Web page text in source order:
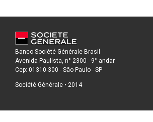
Banco Société Générale Brasil
Avenida Paulista, n° 2300 - 9° andar
Cep: 01310-300 - São Paulo - SP
Société Générale • 2014